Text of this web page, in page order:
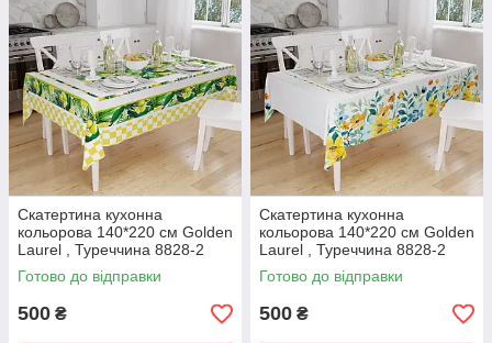
Скатертина кухонна
кольорова 140*220 cм Golden
Laurel , Туреччина 8828-2
візерунок №4
Готово до відправки
500 ₴
Скатертина кухонна
кольорова 140*220 cм Golden
Laurel , Туреччина 8828-2
візерунок №3
Готово до відправки
500 ₴